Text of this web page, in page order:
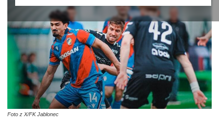
Foto z X/FK Jablonec